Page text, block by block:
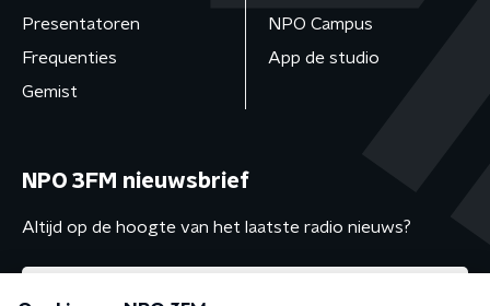
Presentatoren
Frequenties
Gemist
NPO Campus
App de studio
NPO 3FM nieuwsbrief
Altijd op de hoogte van het laatste radio nieuws?